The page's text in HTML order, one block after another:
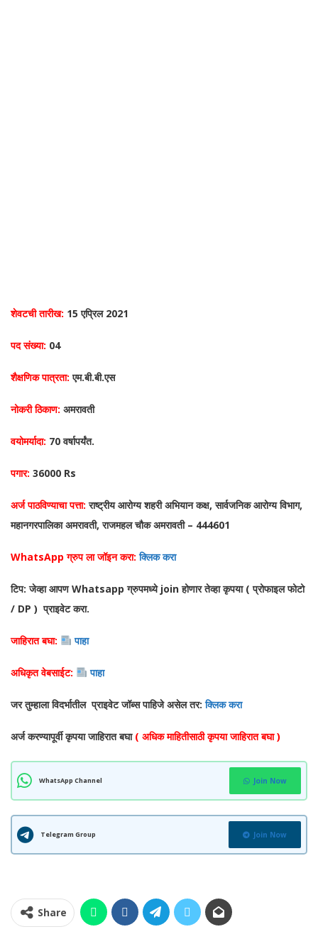
शेवटची तारीख: 15 एप्रिल 2021
पद संख्या: 04
शैक्षणिक पात्रता:एम.बी.बी.एस
नोकरी ठिकाण: अमरावती
वयोमर्यादा: 70 वर्षापर्यंत.
पगार: 36000 Rs
अर्ज पाठविण्याचा पत्ता: राष्ट्रीय आरोग्य शहरी अभियान कक्ष, सार्वजनिक आरोग्य विभाग,
महानगरपालिका अमरावती, राजमहल चौक अमरावती – 444601
WhatsApp ग्रुप ला जॉइन करा: क्लिक करा
टिप: जेव्हा आपण Whatsapp ग्रुपमध्ये join होणार तेव्हा कृपया ( प्रोफाइल फोटो
/ DP ) प्राइवेट करा.
जाहिरात बघा: पाहा
अधिकृत वेबसाईट: पाहा
जर तुम्हाला विदर्भातील प्राइवेट जॉब्स पाहिजे असेल तर:क्लिक करा
अर्ज करण्यापूर्वी कृपया जाहिरात बघा ( अधिक माहितीसाठी कृपया जाहिरात बघा )
WhatsApp Channel Join Now
Telegram Group Join Now
Share